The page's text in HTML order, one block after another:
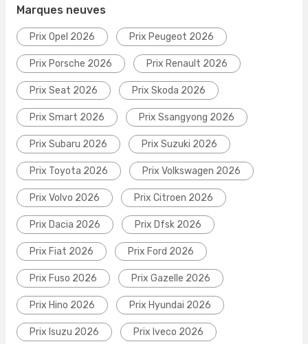
Marques neuves
Prix Opel 2026 Prix Peugeot 2026
Prix Porsche 2026 Prix Renault 2026
Prix Seat 2026 Prix Skoda 2026
Prix Smart 2026 Prix Ssangyong 2026
Prix Subaru 2026 Prix Suzuki 2026
Prix Toyota 2026 Prix Volkswagen 2026
Prix Volvo 2026 Prix Citroen 2026
Prix Dacia 2026 Prix Dfsk 2026
Prix Fiat 2026 Prix Ford 2026
Prix Fuso 2026 Prix Gazelle 2026
Prix Hino 2026 Prix Hyundai 2026
Prix Isuzu 2026 Prix Iveco 2026